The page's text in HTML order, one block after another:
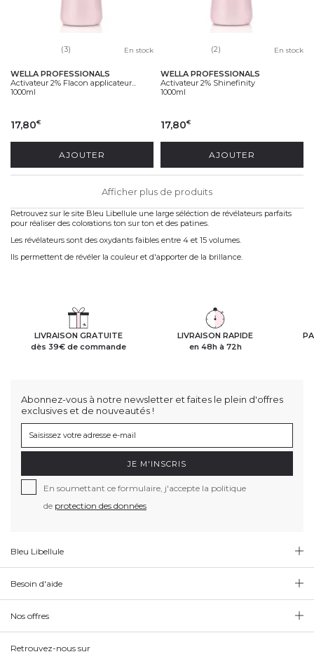
(3) En stock
WELLA PROFESSIONALS
Activateur 2% Flacon applicateur...
1000ml
17,80€
AJOUTER
(2) En stock
WELLA PROFESSIONALS
Activateur 2% Shinefinity
1000ml
17,80€
AJOUTER
Afficher plus de produits
Retrouvez sur le site Bleu Libellule une large séléction de révélateurs parfaits
pour réaliser des colorations ton sur ton et des patines.
Les révélateurs sont des oxydants faibles entre 4 et 15 volumes.
Ils permettent de révéler la couleur et d'apporter de la brillance.
LIVRAISON GRATUITE
dès 39€ de commande
LIVRAISON RAPIDE
en 48h à 72h
Abonnez-vous à notre newsletter et faites le plein d'offres
exclusives et de nouveautés !
JE M'INSCRIS
En soumettant ce formulaire, j'accepte la politique
de protection des données
Bleu Libellule
Besoin d'aide
Nos offres
Retrouvez-nous sur